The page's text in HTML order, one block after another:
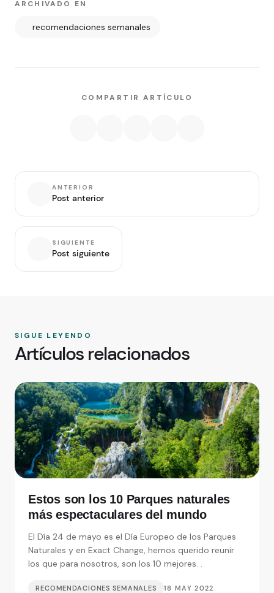
ARCHIVADO EN
recomendaciones semanales
COMPARTIR ARTÍCULO
ANTERIOR
Post anterior
SIGUIENTE
Post siguiente
SIGUE LEYENDO
Artículos relacionados
Estos son los 10 Parques naturales
más espectaculares del mundo
El Día 24 de mayo es el Día Europeo de los Parques
Naturales y en Exact Change, hemos querido reunir
los que para nosotros, son los 10 mejores. .
RECOMENDACIONES SEMANALES 18 MAY 2022